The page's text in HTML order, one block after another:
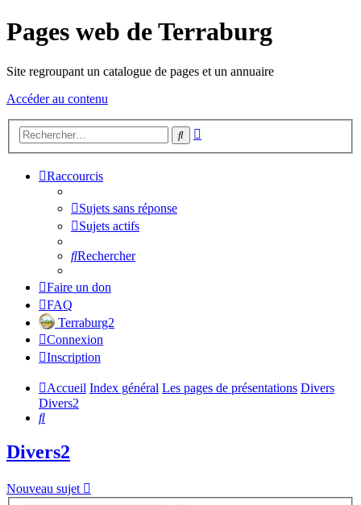
Pages web de Terraburg
Site regroupant un catalogue de pages et un annuaire
Accéder au contenu
Rechercher
Raccourcis
Sujets sans réponse
Sujets actifs
Rechercher
Faire un don
FAQ
Terraburg2
Connexion
Inscription
Accueil Index général Les pages de présentations Divers
Divers2
Rechercher
Divers2
Nouveau sujet